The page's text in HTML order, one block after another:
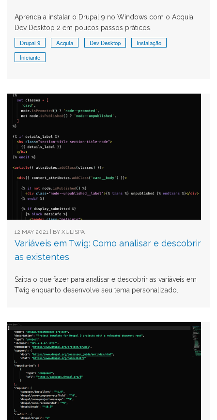
Aprenda a instalar o Drupal 9 no Windows com o Acquia
Dev Desktop 2 em poucos passos práticos.
Drupal 9
Acquia Dev Desktop
Instalação
Iniciante
12 MAY 2021 | BY XULISPA
Variáveis em Twig: Como analisar e descobrir
as existentes
Saiba o que fazer para analisar e descobrir as variáveis em
Twig enquanto desenvolve seu tema personalizado.